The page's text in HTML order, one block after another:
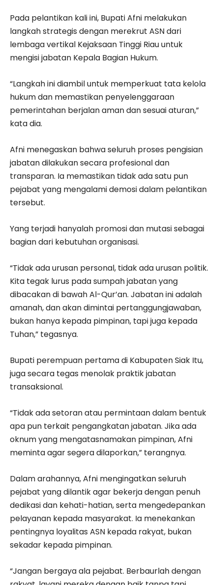
Pada pelantikan kali ini, Bupati Afni melakukan
langkah strategis dengan merekrut ASN dari
lembaga vertikal Kejaksaan Tinggi Riau untuk
mengisi jabatan Kepala Bagian Hukum.
“Langkah ini diambil untuk memperkuat tata kelola
hukum dan memastikan penyelenggaraan
pemerintahan berjalan aman dan sesuai aturan,”
kata dia.
Afni menegaskan bahwa seluruh proses pengisian
jabatan dilakukan secara profesional dan
transparan. Ia memastikan tidak ada satu pun
pejabat yang mengalami demosi dalam pelantikan
tersebut.
Yang terjadi hanyalah promosi dan mutasi sebagai
bagian dari kebutuhan organisasi.
“Tidak ada urusan personal, tidak ada urusan politik.
Kita tegak lurus pada sumpah jabatan yang
dibacakan di bawah Al-Qur’an. Jabatan ini adalah
amanah, dan akan dimintai pertanggungjawaban,
bukan hanya kepada pimpinan, tapi juga kepada
Tuhan,” tegasnya.
Bupati perempuan pertama di Kabupaten Siak Itu,
juga secara tegas menolak praktik jabatan
transaksional.
“Tidak ada setoran atau permintaan dalam bentuk
apa pun terkait pengangkatan jabatan. Jika ada
oknum yang mengatasnamakan pimpinan, Afni
meminta agar segera dilaporkan,” terangnya.
Dalam arahannya, Afni mengingatkan seluruh
pejabat yang dilantik agar bekerja dengan penuh
dedikasi dan kehati-hatian, serta mengedepankan
pelayanan kepada masyarakat. Ia menekankan
pentingnya loyalitas ASN kepada rakyat, bukan
sekadar kepada pimpinan.
“Jangan bergaya ala pejabat. Berbaurlah dengan